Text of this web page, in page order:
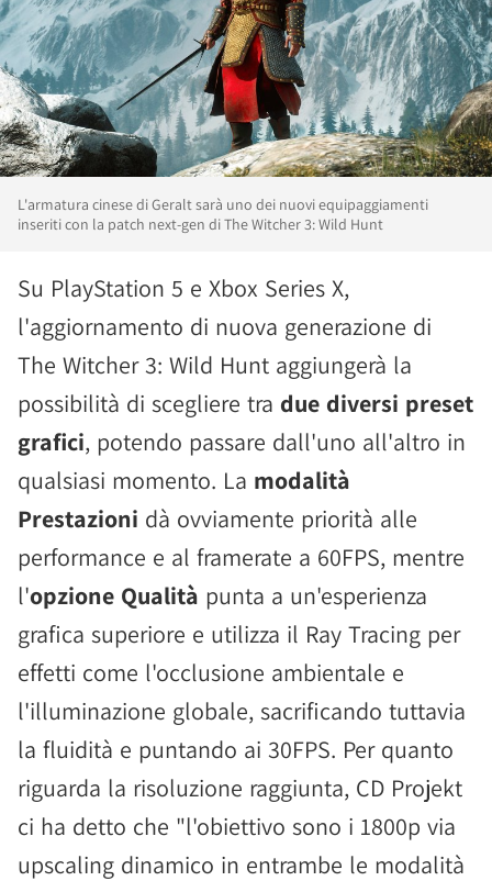
L'armatura cinese di Geralt sarà uno dei nuovi equipaggiamenti
inseriti con la patch next-gen di The Witcher 3: Wild Hunt
Su PlayStation 5 e Xbox Series X,
l'aggiornamento di nuova generazione di
The Witcher 3: Wild Hunt aggiungerà la
possibilità di scegliere tra due diversi preset
grafici, potendo passare dall'uno all'altro in
qualsiasi momento. La modalità
Prestazioni dà ovviamente priorità alle
performance e al framerate a 60FPS, mentre
l'opzione Qualità punta a un'esperienza
grafica superiore e utilizza il Ray Tracing per
effetti come l'occlusione ambientale e
l'illuminazione globale, sacrificando tuttavia
la fluidità e puntando ai 30FPS. Per quanto
riguarda la risoluzione raggiunta, CD Projekt
ci ha detto che "l'obiettivo sono i 1800p via
upscaling dinamico in entrambe le modalità